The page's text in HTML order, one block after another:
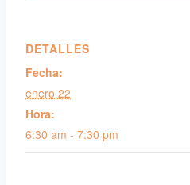
DETALLES
Fecha:
enero 22
Hora:
6:30 am - 7:30 pm